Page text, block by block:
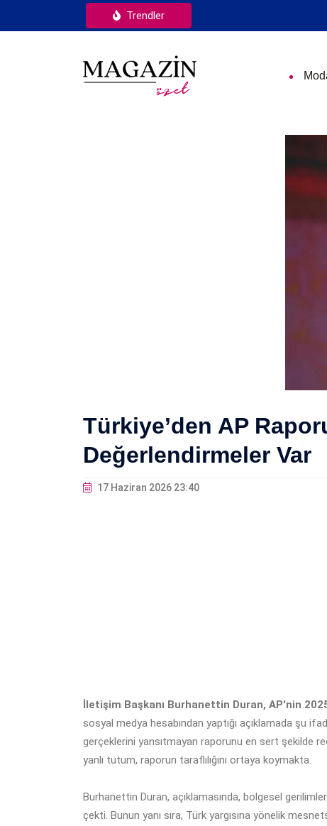
Trendler
Türkiye’den AP
Değerlendirmeler Var
17 Haziran 2026 23:40
İletişim Başkanı Burhanettin Duran, AP'nin
sosyal medya hesabından yaptığı açıklamada şu
gerçeklerini yansıtmayan raporunu en sert şekilde
yanlı tutum, raporun taraflılığını ortaya koymakta.
Burhanettin Duran, açıklamasında, bölgesel
çekti. Bunun yanı sıra, Türk yargısına yönelik